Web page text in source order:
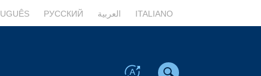
РУССКИЙ العربية ITALIANO